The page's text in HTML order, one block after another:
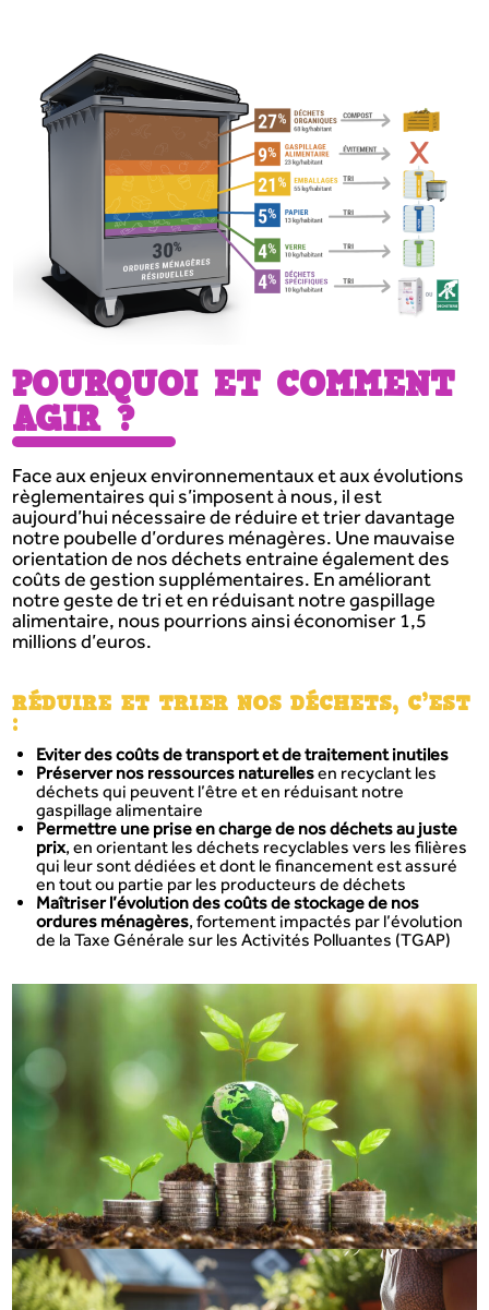
POURQUOI ET COMMENT
AGIR ?
Face aux enjeux environnementaux et aux évolutions
règlementaires qui s’imposent à nous, il est
aujourd’hui nécessaire de réduire et trier davantage
notre poubelle d’ordures ménagères. Une mauvaise
orientation de nos déchets entraine également des
coûts de gestion supplémentaires. En améliorant
notre geste de tri et en réduisant notre gaspillage
alimentaire, nous pourrions ainsi économiser 1,5
millions d’euros.
RÉDUIRE ET TRIER NOS DÉCHETS, C’EST
:
Eviter des coûts de transport et de traitement inutiles
Préserver nos ressources naturellesen recyclant les
déchets qui peuvent l’être et en réduisant notre
gaspillage alimentaire
Permettre une prise en charge de nos déchets au juste
prix, en orientant les déchets recyclables vers les filières
qui leur sont dédiées et dont le financement est assuré
en tout ou partie par les producteurs de déchets
Maîtriser l’évolution des coûts de stockage de nos
ordures ménagères, fortement impactés par l’évolution
de la Taxe Générale sur les Activités Polluantes (TGAP)